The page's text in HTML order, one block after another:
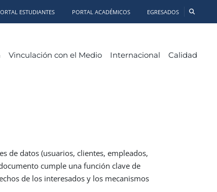
ESTUDIANTES PORTAL ACADÉMICOS EGRESADOS
Vinculación con el Medio Internacional Calidad
de datos (usuarios, clientes, empleados,
cumple una función clave de
de los interesados y los mecanismos